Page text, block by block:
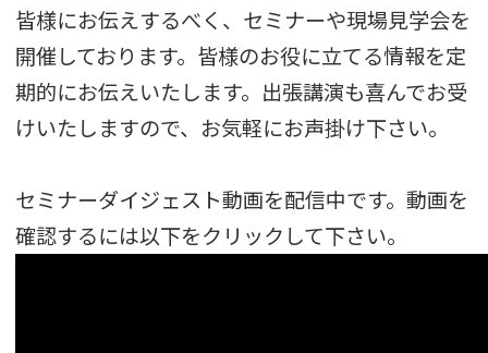
皆様にお伝えするべく、セミナーや現場見学会を
開催しております。皆様のお役に立てる情報を定
期的にお伝えいたします。出張講演も喜んでお受
けいたしますので、お気軽にお声掛け下さい。
セミナーダイジェスト動画を配信中です。動画を
確認するには以下をクリックして下さい。